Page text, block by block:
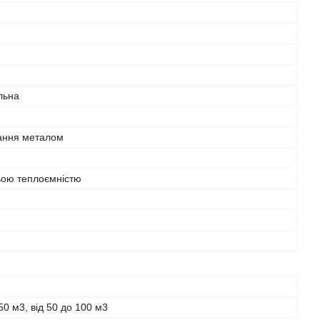
металом
теплоємністю
м3, від 50 до 100 м3